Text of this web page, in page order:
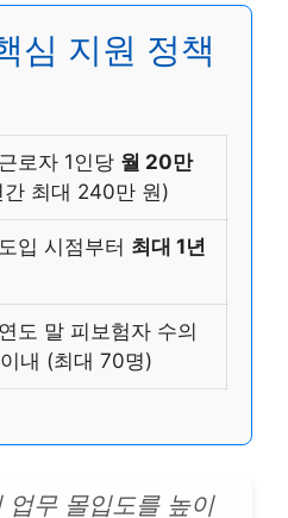
심 지원 정책
로자 1인당 월 20만
간 최대 240만 원)
입 시점부터 최대 1년
도 말 피보험자 수의
내 (최대 70명)
업무 몰입도를 높이